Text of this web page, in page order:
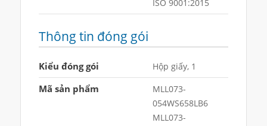
ISO 9001:2015
Thông tin đóng gói
Kiểu đóng gói Hộp giấy, 1
Mã sản phẩm
MLL073-
054WS658LB6
MLL073-